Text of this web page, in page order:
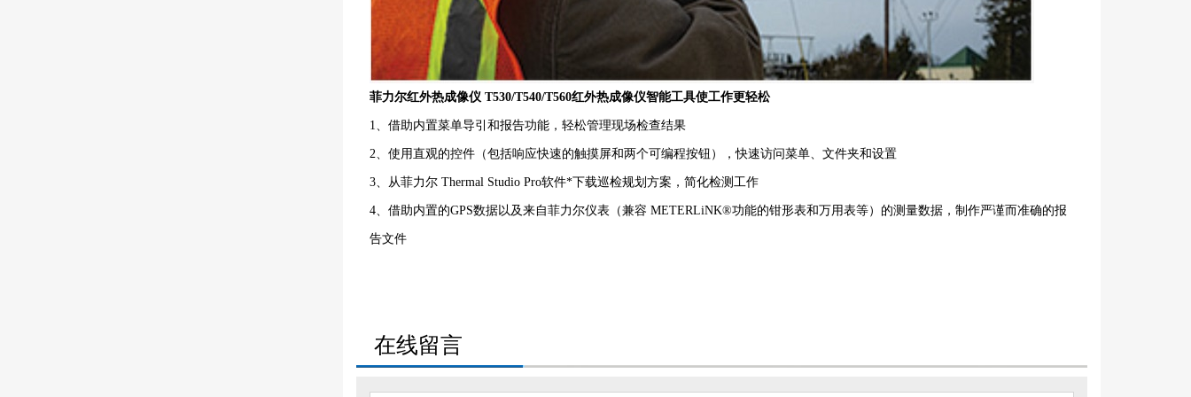
菲力尔红外热成像仪 T530/T540/T560红外热成像仪智能工具使工作更轻松
1、借助内置菜单导引和报告功能，轻松管理现场检查结果
2、使用直观的控件（包括响应快速的触摸屏和两个可编程按钮），快速访问菜单、文件夹和设置
3、从菲力尔 Thermal Studio Pro软件*下载巡检规划方案，简化检测工作
4、借助内置的GPS数据以及来自菲力尔仪表（兼容 METERLiNK®功能的钳形表和万用表等）的测量数据，制作严谨而准确的报
告文件
在线留言